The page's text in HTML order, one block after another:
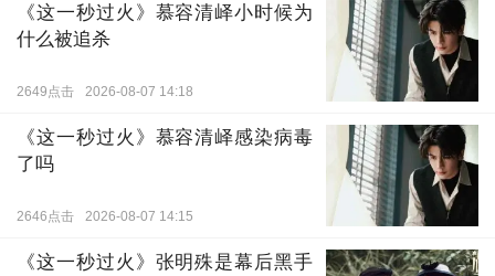
《这一秒过火》慕容清峄小时候为
什么被追杀
2649点击 2026-08-07 14:18
《这一秒过火》慕容清峄感染病毒
了吗
2646点击 2026-08-07 14:15
《这一秒过火》张明殊是幕后黑手